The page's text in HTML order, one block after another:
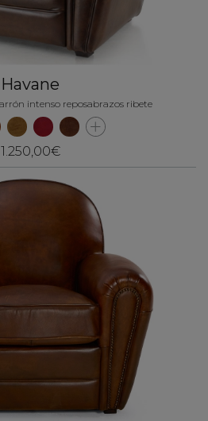
Havane
intenso reposabrazos ribete
1.250,00€